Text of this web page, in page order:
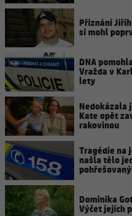
Přiznání
si mohl
DNA
Vražda v
lety
Nedokázala
Kate opět
rakovinou
Tragédie na
našla tělo
Dominika
Výčet jejích